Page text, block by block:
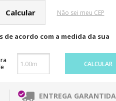
Não sei meu CEP
acordo com a medida da sua
CALCULAR
ENTREGA GARANTIDA